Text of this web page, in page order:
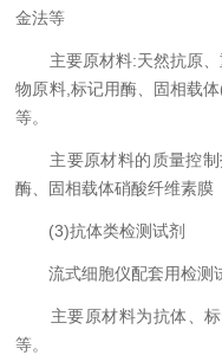
金法等
主要原材料:天然抗原、
物原料,标记用酶、固相载
等。
主要原材料的质量控制
酶、固相载体硝酸纤维素膜
(3)抗体类检测试剂
流式细胞仪配套用检测
主要原材料为抗体、标
等。